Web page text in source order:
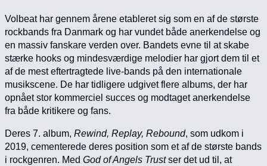
Volbeat har gennem årene etableret sig som en af de største
rockbands fra Danmark og har vundet både anerkendelse og
en massiv fanskare verden over. Bandets evne til at skabe
stærke hooks og mindesværdige melodier har gjort dem til et
af de mest eftertragtede live-bands på den internationale
musikscene. De har tidligere udgivet flere albums, der har
opnået stor kommerciel succes og modtaget anerkendelse
fra både kritikere og fans.
Deres 7. album, Rewind, Replay, Rebound, som udkom i
2019, cementerede deres position som et af de største bands
i rockgenren. Med God of Angels Trustser det ud til, at